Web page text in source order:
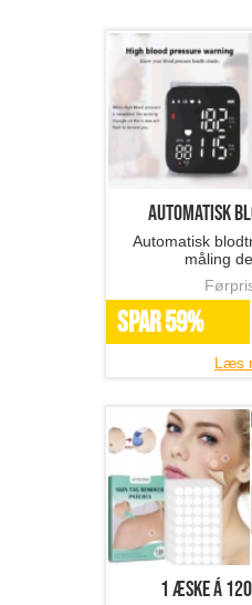
Automatisk
Automatisk
måling
SPAR 59%
Læs
1 æske á